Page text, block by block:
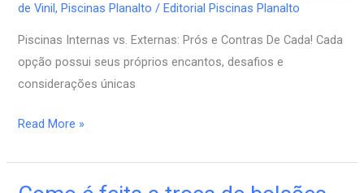
de Vinil,Piscinas Planalto /Editorial Piscinas Planalto
Piscinas Internas vs. Externas: Prós e Contras De Cada! Cada
opção possui seus próprios encantos, desafios e
considerações únicas
Read More »